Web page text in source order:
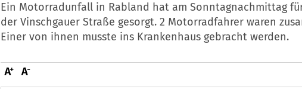
Ein Motorradunfall in Rabland hat am Sonntagnachmittag
der Vinschgauer Straße gesorgt. 2 Motorradfahrer waren
Einer von ihnen musste ins Krankenhaus gebracht werden.